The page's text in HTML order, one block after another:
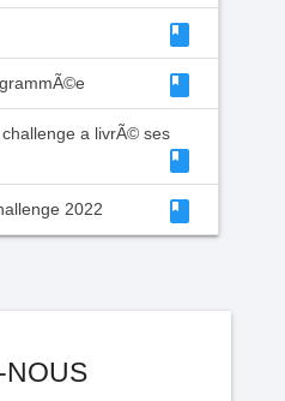
class
class
a livrÃ© ses
class
2022 class
NOUS